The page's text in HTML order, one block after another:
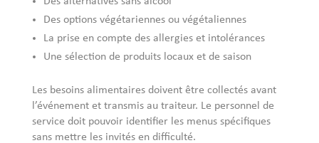
Des options végétariennes ou végétaliennes
La prise en compte des allergies et intolérances
Une sélection de produits locaux et de saison
Les besoins alimentaires doivent être collectés avant
l’événement et transmis au traiteur. Le personnel de
service doit pouvoir identifier les menus spécifiques
sans mettre les invités en difficulté.